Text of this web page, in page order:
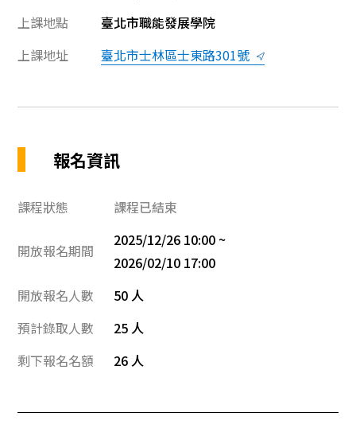
上課地點
臺北市職能發展學院
上課地址
臺北市士林區士東路301號
報名資訊
課程狀態 課程已結束
開放報名期間
2025/12/26 10:00 ~
2026/02/10 17:00
開放報名人數
50 人
預計錄取人數
25 人
剩下報名名額
26 人